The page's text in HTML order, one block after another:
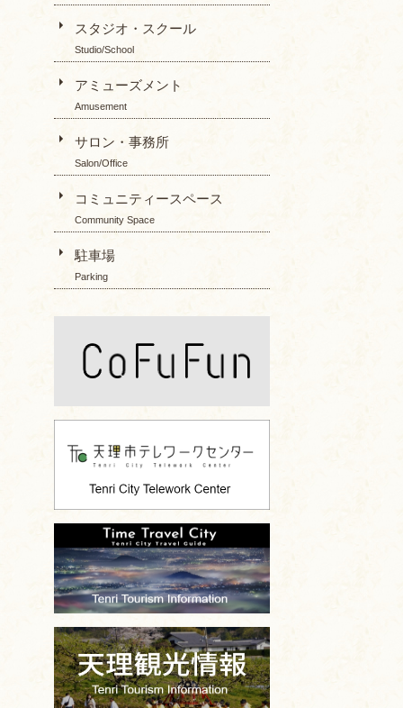
スタジオ・スクール
Studio/School
アミューズメント
Amusement
サロン・事務所
Salon/Office
コミュニティースペース
Community Space
駐車場
Parking